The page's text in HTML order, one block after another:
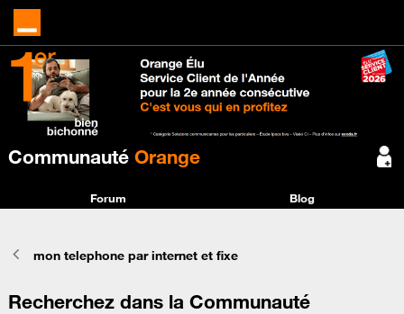
Communauté Orange
Forum Blog
mon telephone par internet et fixe
Recherchez dans la Communauté